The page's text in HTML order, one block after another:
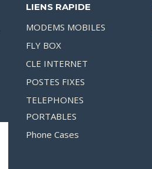
LIENS RAPIDE
MODEMS MOBILES
FLY BOX
CLE INTERNET
POSTES FIXES
TELEPHONES
PORTABLES
Phone Cases